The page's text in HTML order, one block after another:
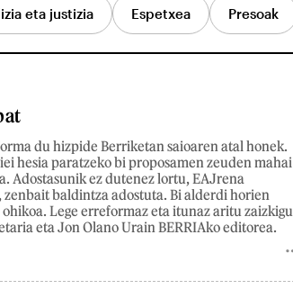
eta justizia Espetxea Presoak
du hizpide Berriketan saioaren atal honek.
hesia paratzeko bi proposamen zeuden mahai
Adostasunik ez dutenez lortu, EAJrena
baldintza adostuta. Bi alderdi horien
Lege erreformaz eta itunaz aritu zaizkigu
eta Jon Olano Urain BERRIAko editorea.